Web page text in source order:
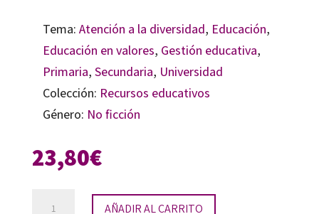
Tema: Atención a la diversidad, Educación,
Educación en valores, Gestión educativa,
Primaria, Secundaria, Universidad
Colección: Recursos educativos
Género: No ficción
23,80€
AÑADIR AL CARRITO